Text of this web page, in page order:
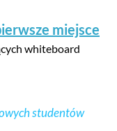
miejsce
whiteboard
studentów